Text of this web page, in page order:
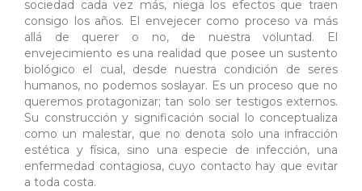
sociedad cada vez más, niega los efectos que traen
consigo los años. El envejecer como proceso va más
allá de querer o no, de nuestra voluntad. El
envejecimiento es una realidad que posee un sustento
biológico el cual, desde nuestra condición de seres
humanos, no podemos soslayar. Es un proceso que no
queremos protagonizar; tan solo ser testigos externos.
Su construcción y significación social lo conceptualiza
como un malestar, que no denota solo una infracción
estética y física, sino una especie de infección, una
enfermedad contagiosa, cuyo contacto hay que evitar
a toda costa.